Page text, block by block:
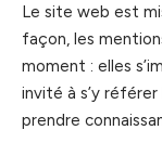
Le site web est
façon, les
moment : elles
invité à s’y
prendre